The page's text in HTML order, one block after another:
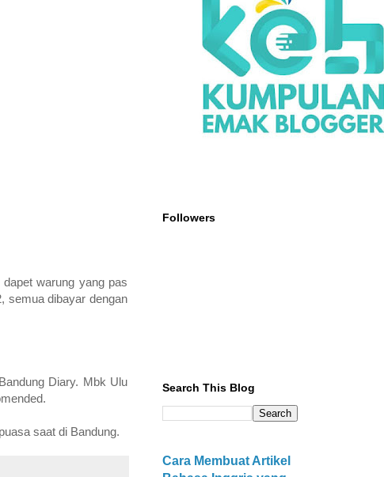
warung yang pas
semua dibayar dengan
Diary. Mbk Ulu
saat di Bandung.
Followers
Search This Blog
Cara Membuat Artikel